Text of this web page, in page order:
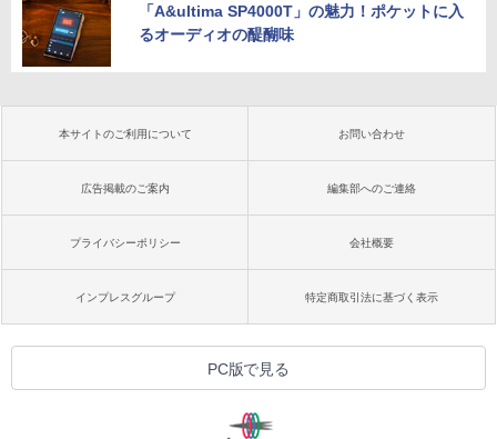
「A&ultima SP4000T」の魅力！ポケットに入
るオーディオの醍醐味
本サイトのご利用について お問い合わせ
広告掲載のご案内 編集部へのご連絡
プライバシーポリシー 会社概要
インプレスグループ 特定商取引法に基づく表示
PC版で見る